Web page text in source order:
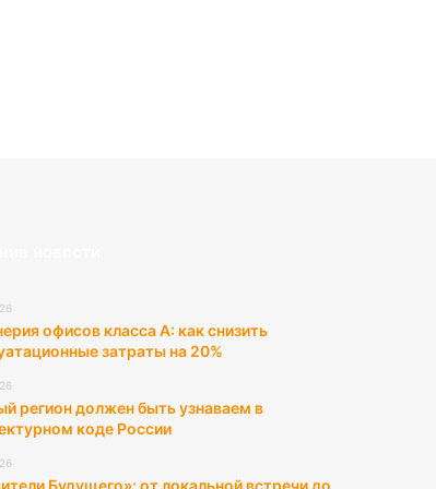
офисов класса А: как снизить
затраты на 20%
регион должен быть узнаваем в
коде России
Будущего»: от локальной встречи до